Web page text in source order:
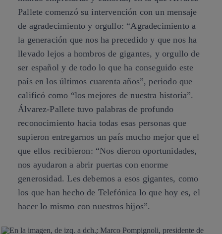
Pallete comenzó su intervención con un mensaje
de agradecimiento y orgullo: “Agradecimiento a
la generación que nos ha precedido y que nos ha
llevado lejos a hombros de gigantes, y orgullo de
ser español y de todo lo que ha conseguido este
país en los últimos cuarenta años”, periodo que
calificó como “los mejores de nuestra historia”.
Álvarez-Pallete tuvo palabras de profundo
reconocimiento hacia todas esas personas que
supieron entregarnos un país mucho mejor que el
que ellos recibieron: “Nos dieron oportunidades,
nos ayudaron a abrir puertas con enorme
generosidad. Les debemos a esos gigantes, como
los que han hecho de Telefónica lo que hoy es, el
hacer lo mismo con nuestros hijos”.